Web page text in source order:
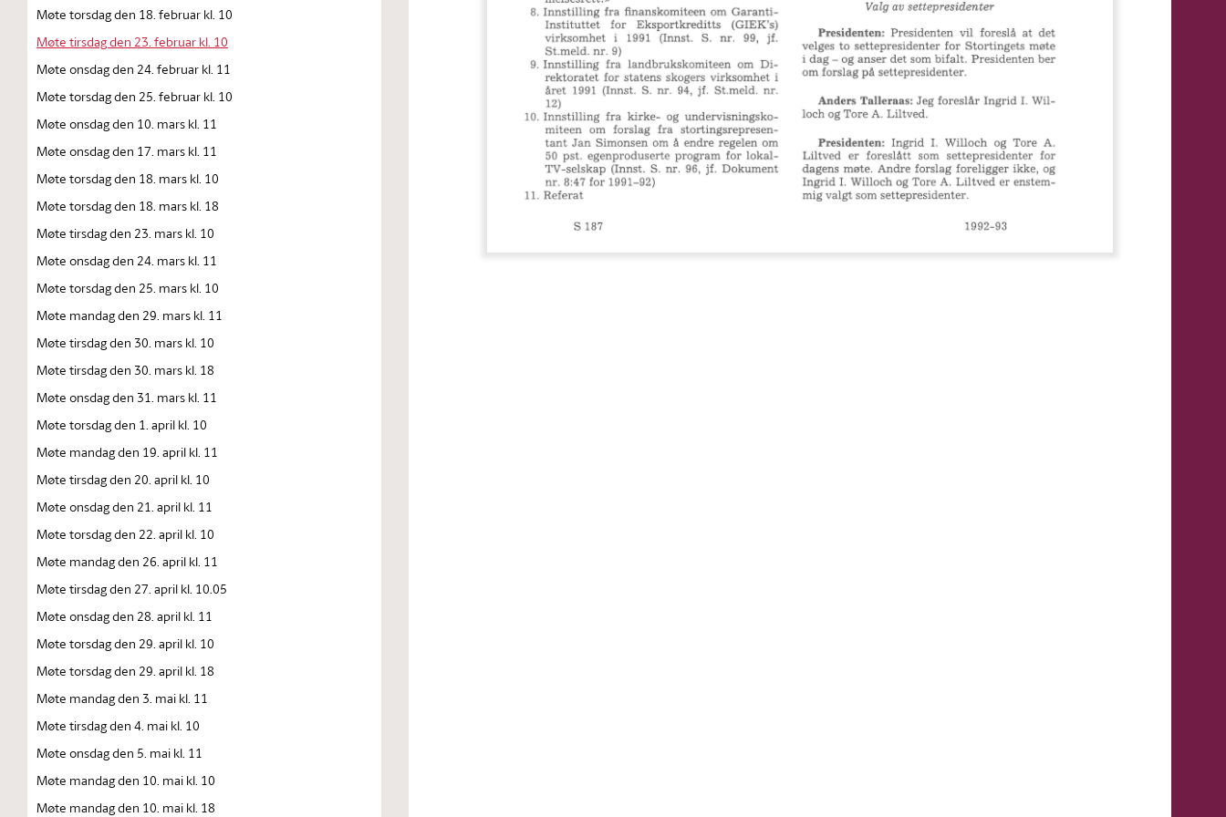
Møte torsdag den 18. februar kl. 10
Møte tirsdag den 23. februar kl. 10
Møte onsdag den 24. februar kl. 11
Møte torsdag den 25. februar kl. 10
Møte onsdag den 10. mars kl. 11
Møte onsdag den 17. mars kl. 11
Møte torsdag den 18. mars kl. 10
Møte torsdag den 18. mars kl. 18
Møte tirsdag den 23. mars kl. 10
Møte onsdag den 24. mars kl. 11
Møte torsdag den 25. mars kl. 10
Møte mandag den 29. mars kl. 11
Møte tirsdag den 30. mars kl. 10
Møte tirsdag den 30. mars kl. 18
Møte onsdag den 31. mars kl. 11
Møte torsdag den 1. april kl. 10
Møte mandag den 19. april kl. 11
Møte tirsdag den 20. april kl. 10
Møte onsdag den 21. april kl. 11
Møte torsdag den 22. april kl. 10
Møte mandag den 26. april kl. 11
Møte tirsdag den 27. april kl. 10.05
Møte onsdag den 28. april kl. 11
Møte torsdag den 29. april kl. 10
Møte torsdag den 29. april kl. 18
Møte mandag den 3. mai kl. 11
Møte tirsdag den 4. mai kl. 10
Møte onsdag den 5. mai kl. 11
Møte mandag den 10. mai kl. 10
Møte mandag den 10. mai kl. 18